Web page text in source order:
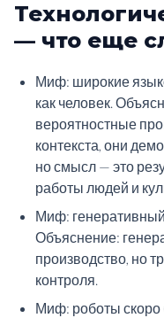
— что еще
Миф: широкие
как человек.
вероятностные
контекста, они
но смысл — это
работы людей и
Миф:
Объяснение:
производство, но
контроля.
Миф: роботы скоро